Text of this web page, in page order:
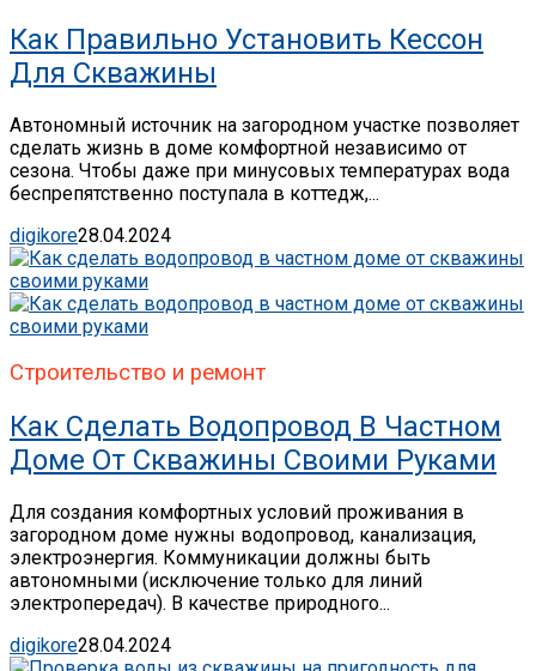
Как Правильно Установить Кессон
Для Скважины
Автономный источник на загородном участке позволяет
сделать жизнь в доме комфортной независимо от
сезона. Чтобы даже при минусовых температурах вода
беспрепятственно поступала в коттедж,...
digikore28.04.2024
Строительство и ремонт
Как Сделать Водопровод В Частном
Доме От Скважины Своими Руками
Для создания комфортных условий проживания в
загородном доме нужны водопровод, канализация,
электроэнергия. Коммуникации должны быть
автономными (исключение только для линий
электропередач). В качестве природного...
digikore28.04.2024